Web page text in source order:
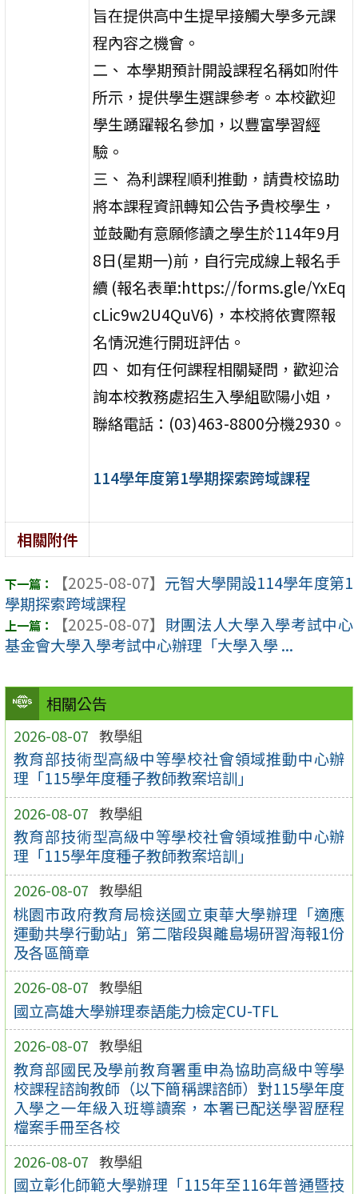
相關公告
2026-08-07 教學組
教育部技術型高級中等學校社會領域推動中心辦
理「115學年度種子教師教案培訓」
2026-08-07 教學組
教育部技術型高級中等學校社會領域推動中心辦
理「115學年度種子教師教案培訓」
2026-08-07 教學組
桃園市政府教育局檢送國立東華大學辦理「適應
運動共學行動站」第二階段與離島場研習海報1份
及各區簡章
2026-08-07 教學組
國立高雄大學辦理泰語能力檢定CU-TFL
2026-08-07 教學組
教育部國民及學前教育署重申為協助高級中等學
校課程諮詢教師（以下簡稱課諮師）對115學年度
入學之一年級入班導讀案，本署已配送學習歷程
檔案手冊至各校
2026-08-07 教學組
國立彰化師範大學辦理「115年至116年普通暨技
旨在提供高中生提早接觸大學多元課
程內容之機會。
二、 本學期預計開設課程名稱如附件
所示，提供學生選課參考。本校歡迎
學生踴躍報名參加，以豐富學習經
驗。
三、 為利課程順利推動，請貴校協助
將本課程資訊轉知公告予貴校學生，
並鼓勵有意願修讀之學生於114年9月
8日(星期一)前，自行完成線上報名手
續 (報名表單:https://forms.gle/YxEq
cLic9w2U4QuV6)，本校將依實際報
名情況進行開班評估。
四、 如有任何課程相關疑問，歡迎洽
詢本校教務處招生入學組歐陽小姐，
聯絡電話：(03)463-8800分機2930。
114學年度第1學期探索跨域課程
相關附件
【2025-08-07】 元智大學開設114學年度第1
學期探索跨域課程
【2025-08-07】 財團法人大學入學考試中心
基金會大學入學考試中心辦理「大學入學 ...